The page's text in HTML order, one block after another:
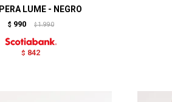
LUME - NEGRO
$ 990 $ 1.990
$ 842